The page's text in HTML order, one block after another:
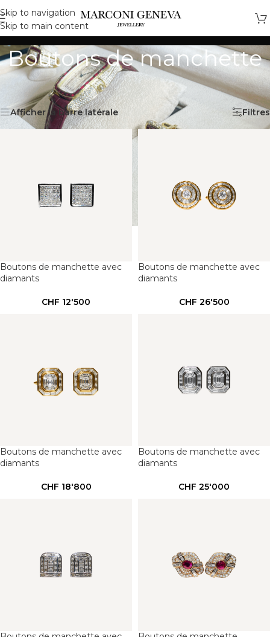
Skip to navigation
Skip to main content
Boutons de manchette
Accueil/Accessoires/Boutons de manchette
Affichage de 1–12 sur 22 résultats
Afficher la barre latérale
Filtres
Boutons de manchette avec
diamants
CHF 12'500
Boutons de manchette avec
diamants
CHF 26'500
Boutons de manchette avec
diamants
CHF 18'800
Boutons de manchette avec
diamants
CHF 25'000